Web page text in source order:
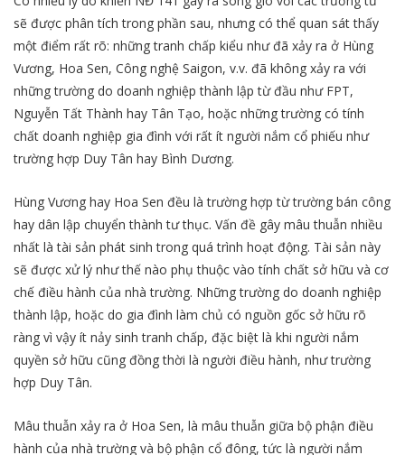
sẽ được phân tích trong phần sau, nhưng có thể quan sát thấy
một điểm rất rõ: những tranh chấp kiểu như đã xảy ra ở Hùng
Vương, Hoa Sen, Công nghệ Saigon, v.v. đã không xảy ra với
những trường do doanh nghiệp thành lập từ đầu như FPT,
Nguyễn Tất Thành hay Tân Tạo, hoặc những trường có tính
chất doanh nghiệp gia đình với rất ít người nắm cổ phiếu như
trường hợp Duy Tân hay Bình Dương.
Hùng Vương hay Hoa Sen đều là trường hợp từ trường bán công
hay dân lập chuyển thành tư thục. Vấn đề gây mâu thuẫn nhiều
nhất là tài sản phát sinh trong quá trình hoạt động. Tài sản này
sẽ được xử lý như thế nào phụ thuộc vào tính chất sở hữu và cơ
chế điều hành của nhà trường. Những trường do doanh nghiệp
thành lập, hoặc do gia đình làm chủ có nguồn gốc sở hữu rõ
ràng vì vậy ít nảy sinh tranh chấp, đặc biệt là khi người nắm
quyền sở hữu cũng đồng thời là người điều hành, như trường
hợp Duy Tân.
Mâu thuẫn xảy ra ở Hoa Sen, là mâu thuẫn giữa bộ phận điều
hành của nhà trường và bộ phận cổ đông, tức là người nắm